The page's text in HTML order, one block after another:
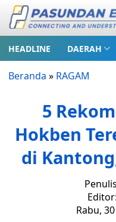
HEADLINE DAERAH
Beranda » RAGAM
5
Hokben
di
Rabu,